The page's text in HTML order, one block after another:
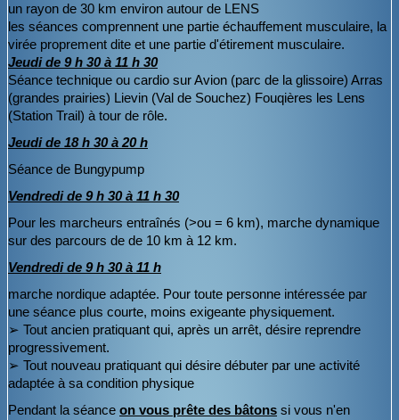
un rayon de 30 km environ autour de LENS
les séances comprennent une partie échauffement musculaire, la
virée proprement dite et une partie d'étirement musculaire.
Jeudi de 9 h 30 à 11 h 30
Séance technique ou cardio sur Avion (parc de la glissoire) Arras
(grandes prairies) Lievin (Val de Souchez) Fouqières les Lens
(Station Trail) à tour de rôle.
Jeudi de 18 h 30 à 20 h
Séance de Bungypump
Vendredi de 9 h 30 à 11 h 30
Pour les marcheurs entraînés (>ou = 6 km), marche dynamique
sur des parcours de de 10 km à 12 km.
Vendredi de 9 h 30 à 11 h
marche nordique adaptée. Pour toute personne intéressée par
une séance plus courte, moins exigeante physiquement.
➢ Tout ancien pratiquant qui, après un arrêt, désire reprendre
progressivement.
➢ Tout nouveau pratiquant qui désire débuter par une activité
adaptée à sa condition physique
Pendant la séance on vous prête des bâtons si vous n'en